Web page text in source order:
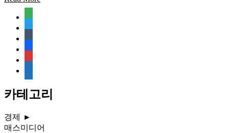
document
카테고리
경제
►
매스미디어